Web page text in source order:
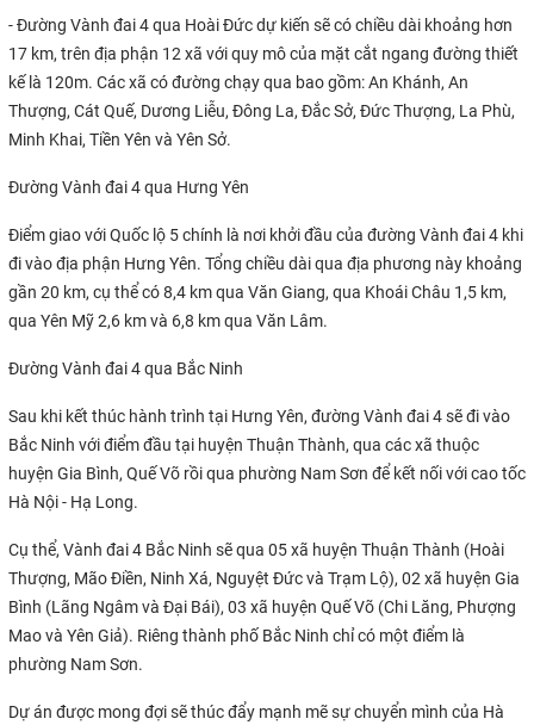
- Đường Vành đai 4 qua Hoài Đức dự kiến sẽ có chiều dài khoảng hơn
17 km, trên địa phận 12 xã với quy mô của mặt cắt ngang đường thiết
kế là 120m. Các xã có đường chạy qua bao gồm: An Khánh, An
Thượng, Cát Quế, Dương Liễu, Đông La, Đắc Sở, Đức Thượng, La Phù,
Minh Khai, Tiền Yên và Yên Sở.
Đường Vành đai 4 qua Hưng Yên
Điểm giao với Quốc lộ 5 chính là nơi khởi đầu của đường Vành đai 4 khi
đi vào địa phận Hưng Yên. Tổng chiều dài qua địa phương này khoảng
gần 20 km, cụ thể có 8,4 km qua Văn Giang, qua Khoái Châu 1,5 km,
qua Yên Mỹ 2,6 km và 6,8 km qua Văn Lâm.
Đường Vành đai 4 qua Bắc Ninh
Sau khi kết thúc hành trình tại Hưng Yên, đường Vành đai 4 sẽ đi vào
Bắc Ninh với điểm đầu tại huyện Thuận Thành, qua các xã thuộc
huyện Gia Bình, Quế Võ rồi qua phường Nam Sơn để kết nối với cao tốc
Hà Nội - Hạ Long.
Cụ thể, Vành đai 4 Bắc Ninh sẽ qua 05 xã huyện Thuận Thành (Hoài
Thượng, Mão Điền, Ninh Xá, Nguyệt Đức và Trạm Lộ), 02 xã huyện Gia
Bình (Lãng Ngâm và Đại Bái), 03 xã huyện Quế Võ (Chi Lăng, Phượng
Mao và Yên Giả). Riêng thành phố Bắc Ninh chỉ có một điểm là
phường Nam Sơn.
Dự án được mong đợi sẽ thúc đẩy mạnh mẽ sự chuyển mình của Hà